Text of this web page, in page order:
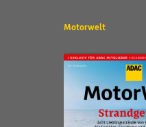
Motorwelt